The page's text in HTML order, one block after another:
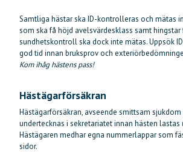
Samtliga hästar ska ID-kontrolleras och mätas
som ska få höjd avelsvärdesklass samt hingstar
sundhetskontroll ska dock inte mätas. Uppsök
god tid innan bruksprov och
Kom ihåg hästens pass!
Hästägarförsäkran
Hästägarförsäkran, avseende smittsam
undertecknas i sekretariatet innan hästen lastas
Hästägaren medhar egna nummerlappar som
sidor.